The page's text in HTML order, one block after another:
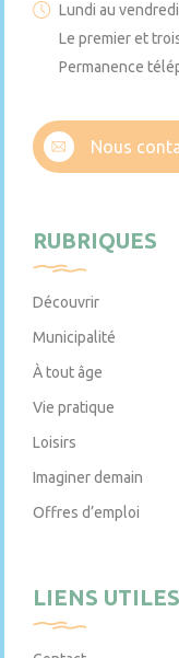
Lundi au
Le premier et
Permanence
Nous
RUBRIQUES
Découvrir
Municipalité
À tout âge
Vie pratique
Loisirs
Imaginer demain
Offres d’emploi
LIENS UTILES